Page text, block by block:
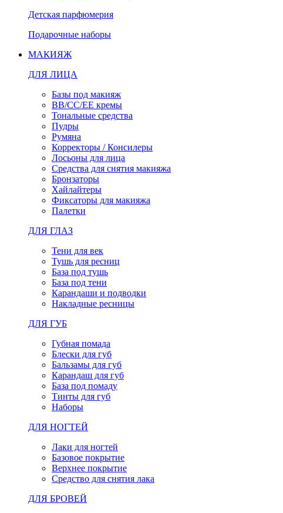
Детская парфюмерия
Подарочные наборы
МАКИЯЖ
ДЛЯ ЛИЦА
Базы под макияж
BB/CC/EE кремы
Тональные средства
Пудры
Румяна
Корректоры / Консилеры
Лосьоны для лица
Средства для снятия макияжа
Бронзаторы
Хайлайтеры
Фиксаторы для макияжа
Палетки
ДЛЯ ГЛАЗ
Тени для век
Тушь для ресниц
База под тушь
База под тени
Карандаши и подводки
Накладные ресницы
ДЛЯ ГУБ
Губная помада
Блески для губ
Бальзамы для губ
Карандаш для губ
База под помаду
Тинты для губ
Наборы
ДЛЯ НОГТЕЙ
Лаки для ногтей
Базовое покрытие
Верхнее покрытие
Средство для снятия лака
ДЛЯ БРОВЕЙ